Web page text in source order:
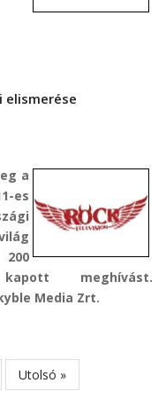
elismerése
a
es
meghívást.
Media Zrt.
Utolsó
oldal
Utolsó »